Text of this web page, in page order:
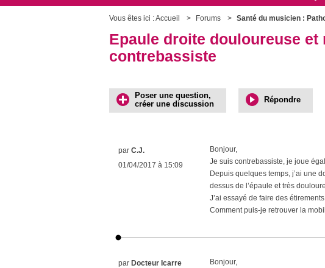
Vous êtes ici :Accueil Forums Santé du musicien :
Epaule droite douloureuse
contrebassiste
Poser une question,
créer une discussion
Répondre
par C.J.
01/04/2017 à 15:09
Bonjour,
Je suis contrebassiste, je joue
Depuis quelques temps, j’ai une
dessus de l’épaule et très
J’ai essayé de faire des
Comment puis-je retrouver la
par Docteur Icarre
Bonjour,